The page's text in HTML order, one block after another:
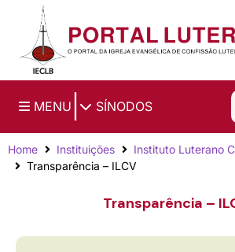
Ir para o conteúdo principal
MENU SÍNODOS
Home Instituições
Instituto Luterano
Transparência – ILCV
Transparência –